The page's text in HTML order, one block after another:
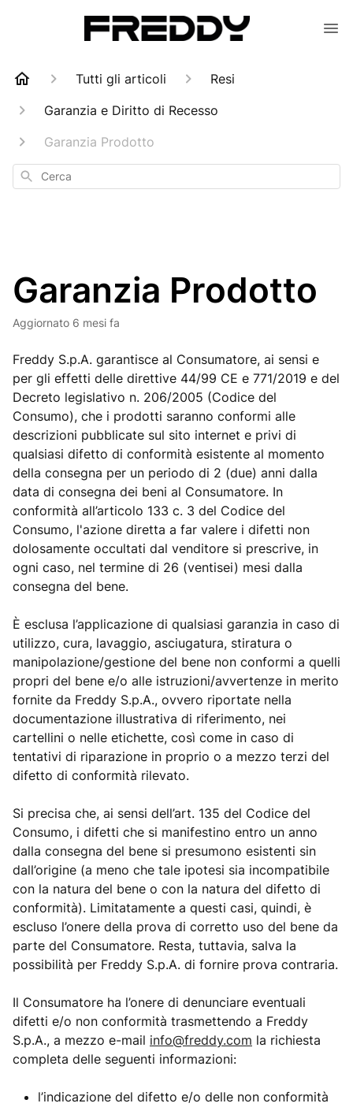
Tutti gli articoli
Resi
Garanzia e Diritto di Recesso
Garanzia Prodotto
Cerca
Garanzia Prodotto
Aggiornato 6 mesi fa
Freddy S.p.A. garantisce al Consumatore, ai sensi e
per gli effetti delle direttive 44/99 CE e 771/2019 e del
Decreto legislativo n. 206/2005 (Codice del
Consumo), che i prodotti saranno conformi alle
descrizioni pubblicate sul sito internet e privi di
qualsiasi difetto di conformità esistente al momento
della consegna per un periodo di 2 (due) anni dalla
data di consegna dei beni al Consumatore. In
conformità all’articolo 133 c. 3 del Codice del
Consumo, l'azione diretta a far valere i difetti non
dolosamente occultati dal venditore si prescrive, in
ogni caso, nel termine di 26 (ventisei) mesi dalla
consegna del bene.
È esclusa l’applicazione di qualsiasi garanzia in caso di
utilizzo, cura, lavaggio, asciugatura, stiratura o
manipolazione/gestione del bene non conformi a quelli
propri del bene e/o alle istruzioni/avvertenze in merito
fornite da Freddy S.p.A., ovvero riportate nella
documentazione illustrativa di riferimento, nei
cartellini o nelle etichette, così come in caso di
tentativi di riparazione in proprio o a mezzo terzi del
difetto di conformità rilevato.
Si precisa che, ai sensi dell’art. 135 del Codice del
Consumo, i difetti che si manifestino entro un anno
dalla consegna del bene si presumono esistenti sin
dall’origine (a meno che tale ipotesi sia incompatibile
con la natura del bene o con la natura del difetto di
conformità). Limitatamente a questi casi, quindi, è
escluso l’onere della prova di corretto uso del bene da
parte del Consumatore. Resta, tuttavia, salva la
possibilità per Freddy S.p.A. di fornire prova contraria.
Il Consumatore ha l’onere di denunciare eventuali
difetti e/o non conformità trasmettendo a Freddy
S.p.A., a mezzo e-mail info@freddy.com la richiesta
completa delle seguenti informazioni:
l’indicazione del difetto e/o delle non conformità